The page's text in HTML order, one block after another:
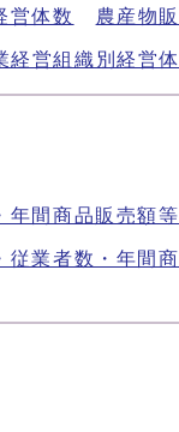
営体数 農産物
経営組織別経営
年間商品販売額
従業者数・年間